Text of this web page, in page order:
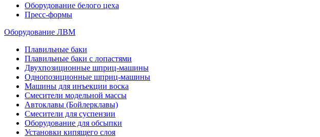
Оборудование белого цеха
Пресс-формы
Оборудование ЛВМ
Плавильные баки
Плавильные баки с лопастями
Двухпозиционные шприц-машины
Однопозиционные шприц-машины
Машины для инъекции воска
Смесители модельной массы
Автоклавы (Бойлерклавы)
Смесители для суспензии
Оборудование для обсыпки
Установки кипящего слоя